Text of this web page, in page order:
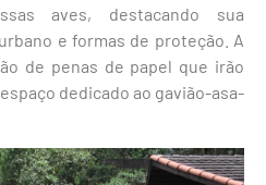
aves, destacando sua
e formas de proteção. A
de penas de papel que irão
dedicado ao gavião-asa-